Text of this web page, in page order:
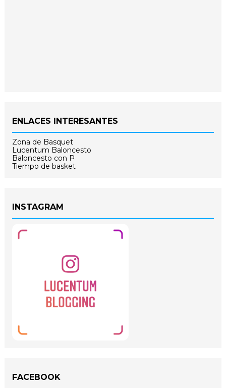
ENLACES INTERESANTES
Zona de Basquet
Lucentum Baloncesto
Baloncesto con P
Tiempo de basket
INSTAGRAM
FACEBOOK